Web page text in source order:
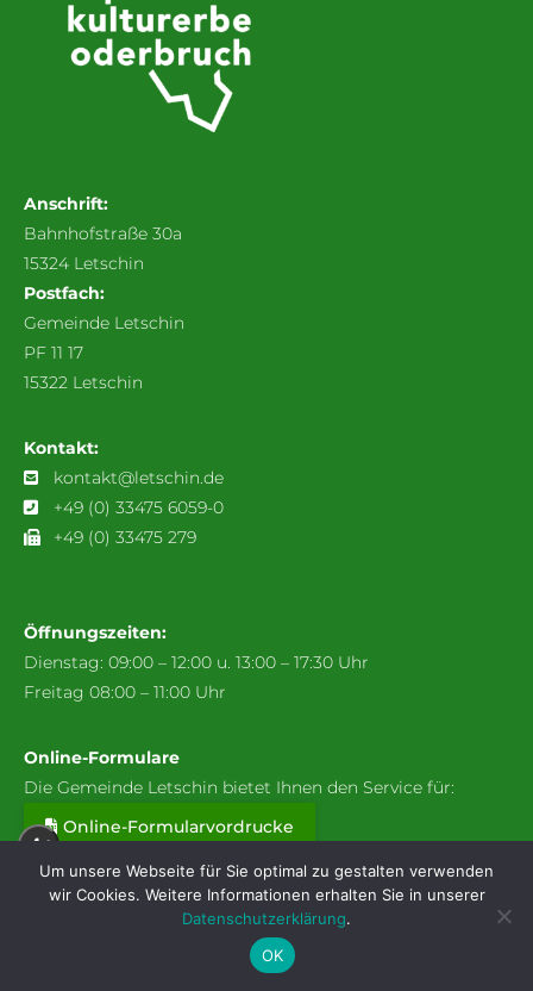
Anschrift:
Bahnhofstraße 30a
15324 Letschin
Postfach:
Gemeinde Letschin
PF 11 17
15322 Letschin
Kontakt:
kontakt@letschin.de
+49 (0) 33475 6059-0
+49 (0) 33475 279
Öffnungszeiten:
Dienstag: 09:00 – 12:00 u. 13:00 – 17:30 Uhr
Freitag 08:00 – 11:00 Uhr
Online-Formulare
Die Gemeinde Letschin bietet Ihnen den Service für:
Online-Formularvordrucke
Webcam: Stadt & Wetter
Verkehrsverbindungen
Datenschutzerklärung
A+
Um unsere Webseite für Sie optimal zu gestalten verwenden
wir Cookies. Weitere Informationen erhalten Sie in unserer
Datenschutzerklärung.
OK